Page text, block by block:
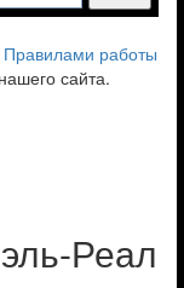
Правилами работы
нашего сайта.
Реал